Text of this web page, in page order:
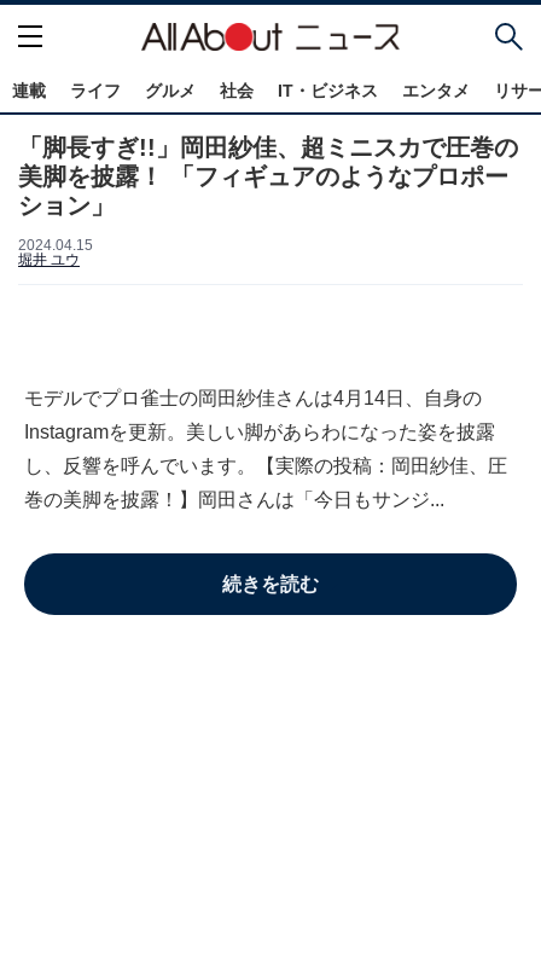
連載 ライフ グルメ 社会 IT・ビジネス エンタメ リサ
「脚長すぎ!!」岡田紗佳、超ミニスカで圧巻の
美脚を披露！ 「フィギュアのようなプロポー
ション」
2024.04.15
堀井 ユウ
モデルでプロ雀士の岡田紗佳さんは4月14日、自身の
Instagramを更新。美しい脚があらわになった姿を披露
し、反響を呼んでいます。【実際の投稿：岡田紗佳、圧
巻の美脚を披露！】岡田さんは「今日もサンジ...
続きを読む